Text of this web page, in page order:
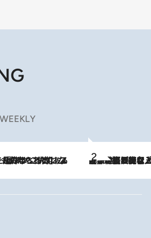
WEEKLY
2026.8.5
【なぜ吉沢亮は「気配を消せる」のか？】興行収入208億の『国宝』を経て挑むミュージカル『ディア・エヴァン・ハンセン』。トップ俳優が舞台上でさらけ出した“孤独”とは